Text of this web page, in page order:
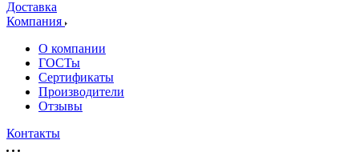
Доставка
Компания
О компании
ГОСТы
Сертификаты
Производители
Отзывы
Контакты